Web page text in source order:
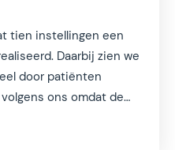
tien instellingen een
Daarbij zien we
door patiënten
ons omdat de
aansluiten bij